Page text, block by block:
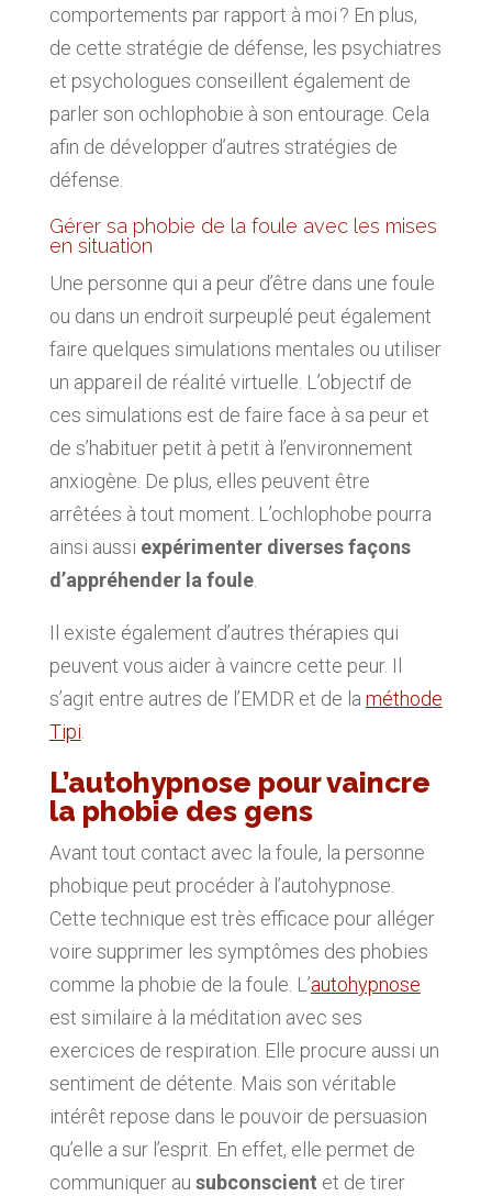
comportements par rapport à moi ? En plus,
de cette stratégie de défense, les psychiatres
et psychologues conseillent également de
parler son ochlophobie à son entourage. Cela
afin de développer d’autres stratégies de
défense.
Gérer sa phobie de la foule avec les mises
en situation
Une personne qui a peur d’être dans une foule
ou dans un endroit surpeuplé peut également
faire quelques simulations mentales ou utiliser
un appareil de réalité virtuelle. L’objectif de
ces simulations est de faire face à sa peur et
de s’habituer petit à petit à l’environnement
anxiogène. De plus, elles peuvent être
arrêtées à tout moment. L’ochlophobe pourra
ainsi aussi expérimenter diverses façons
d’appréhender la foule.
Il existe également d’autres thérapies qui
peuvent vous aider à vaincre cette peur. Il
s’agit entre autres de l’EMDR et de la méthode
Tipi.
L’autohypnose pour vaincre
la phobie des gens
Avant tout contact avec la foule, la personne
phobique peut procéder à l’autohypnose.
Cette technique est très efficace pour alléger
voire supprimer les symptômes des phobies
comme la phobie de la foule. L’autohypnose
est similaire à la méditation avec ses
exercices de respiration. Elle procure aussi un
sentiment de détente. Mais son véritable
intérêt repose dans le pouvoir de persuasion
qu’elle a sur l’esprit. En effet, elle permet de
communiquer au subconscient et de tirer